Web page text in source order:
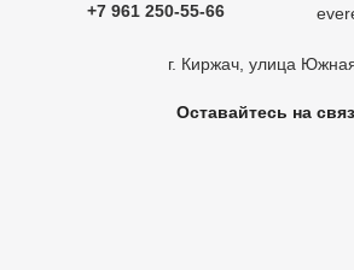
+7 961 250-55-66
г. Киржач, улица
Оставайтесь на